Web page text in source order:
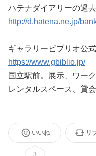
ハテナダイアリーの過
http://d.hatena.ne.jp/
ギャラリービブリオ公
https://www.gbiblio.jp/
国立駅前。展示、ワー
レンタルスペース、貸会
いいね
3
リ